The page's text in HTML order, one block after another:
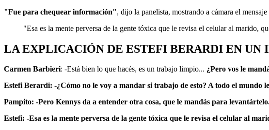
"Fue para chequear información", dijo la panelista, mostrando a cámara el
"Esa es la mente perversa de la gente tóxica que le revisa el celular al marido,
LA EXPLICACIÓN DE ESTEFI BERARDI EN UN
Carmen Barbieri: -Está bien lo que hacés, es un trabajo limpio... ¿Pero vos le
Estefi Berardi: -¿Cómo no le voy a mandar si trabajo de esto? A todo el mundo
Pampito: -Pero Kennys da a entender otra cosa, que le mandás para
Estefi: -Esa es la mente perversa de la gente tóxica que le revisa el celular al